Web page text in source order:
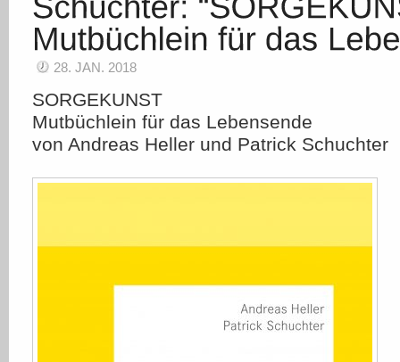
28. JAN. 2018
SORGEKUNST
Mutbüchlein für das Lebensende
von Andreas Heller und Patrick Schuchter